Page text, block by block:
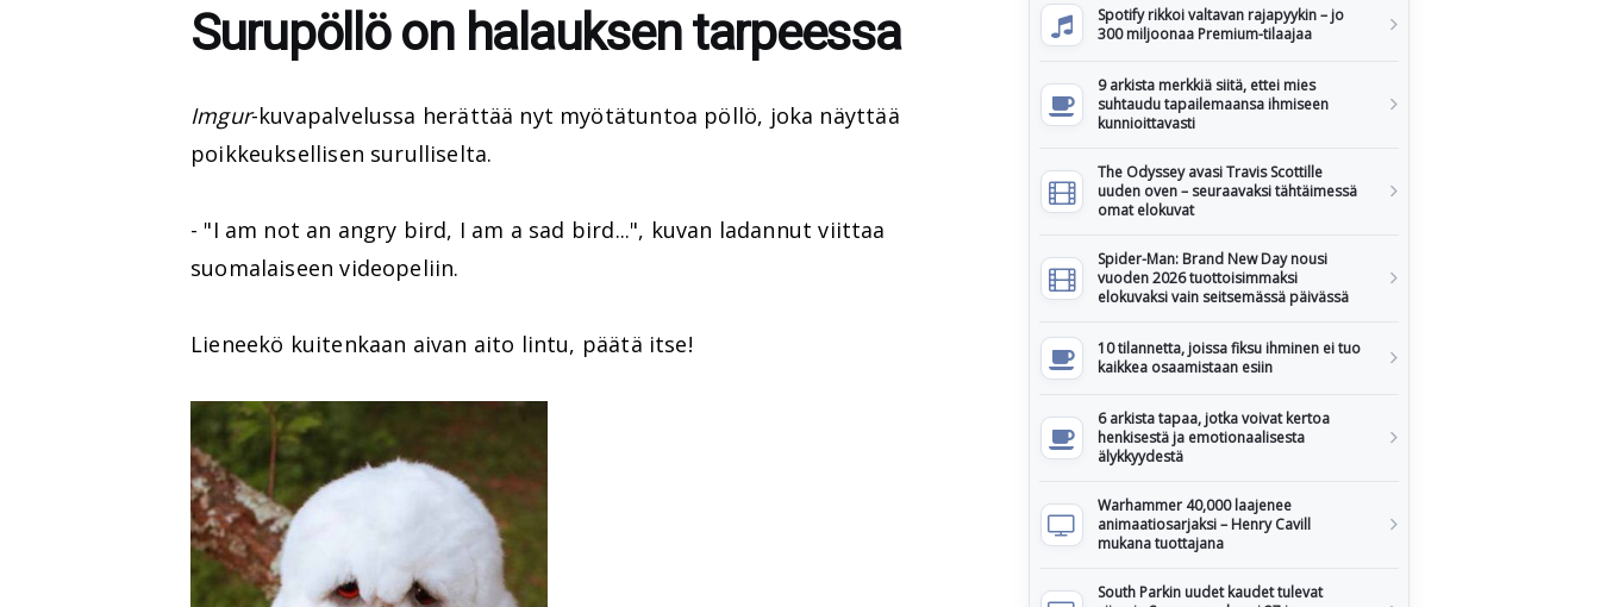
Surupöllö on halauksen tarpeessa
Imgur-kuvapalvelussa herättää nyt myötätuntoa pöllö, joka näyttää
poikkeuksellisen surulliselta.
- "I am not an angry bird, I am a sad bird...", kuvan ladannut viittaa
suomalaiseen videopeliin.
Lieneekö kuitenkaan aivan aito lintu, päätä itse!
Spotify rikkoi valtavan rajapyykin – jo
300 miljoonaa Premium-tilaajaa
9 arkista merkkiä siitä, ettei mies
suhtaudu tapailemaansa ihmiseen
kunnioittavasti
The Odyssey avasi Travis Scottille
uuden oven – seuraavaksi tähtäimessä
omat elokuvat
Spider-Man: Brand New Day nousi
vuoden 2026 tuottoisimmaksi
elokuvaksi vain seitsemässä päivässä
10 tilannetta, joissa fiksu ihminen ei tuo
kaikkea osaamistaan esiin
6 arkista tapaa, jotka voivat kertoa
henkisestä ja emotionaalisesta
älykkyydestä
Warhammer 40,000 laajenee
animaatiosarjaksi – Henry Cavill
mukana tuottajana
South Parkin uudet kaudet tulevat